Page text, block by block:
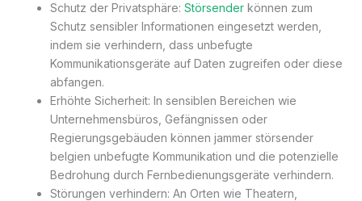
Schutz der Privatsphäre: Störsender können zum
Schutz sensibler Informationen eingesetzt werden,
indem sie verhindern, dass unbefugte
Kommunikationsgeräte auf Daten zugreifen oder diese
abfangen.
Erhöhte Sicherheit: In sensiblen Bereichen wie
Unternehmensbüros, Gefängnissen oder
Regierungsgebäuden können jammer störsender
belgien unbefugte Kommunikation und die potenzielle
Bedrohung durch Fernbedienungsgeräte verhindern.
Störungen verhindern: An Orten wie Theatern,